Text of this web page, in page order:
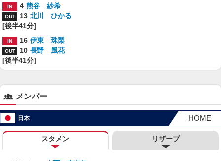
4 熊谷 紗希
13 北川 ひかる
[後半41分]
16 伊東 珠梨
10 長野 風花
[後半41分]
メンバー
日本 HOME
スタメン リザーブ